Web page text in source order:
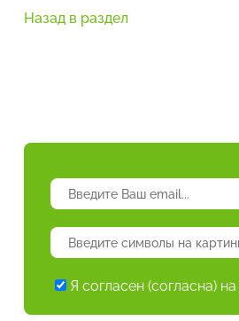
Назад в раздел
Я согласен (согласна)